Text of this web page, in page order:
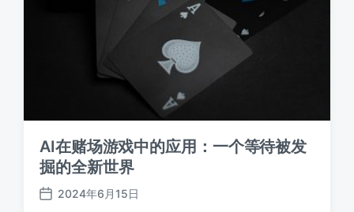
AI在赌场游戏中的应用：一个等待被发
掘的全新世界
发
2024年6月15日